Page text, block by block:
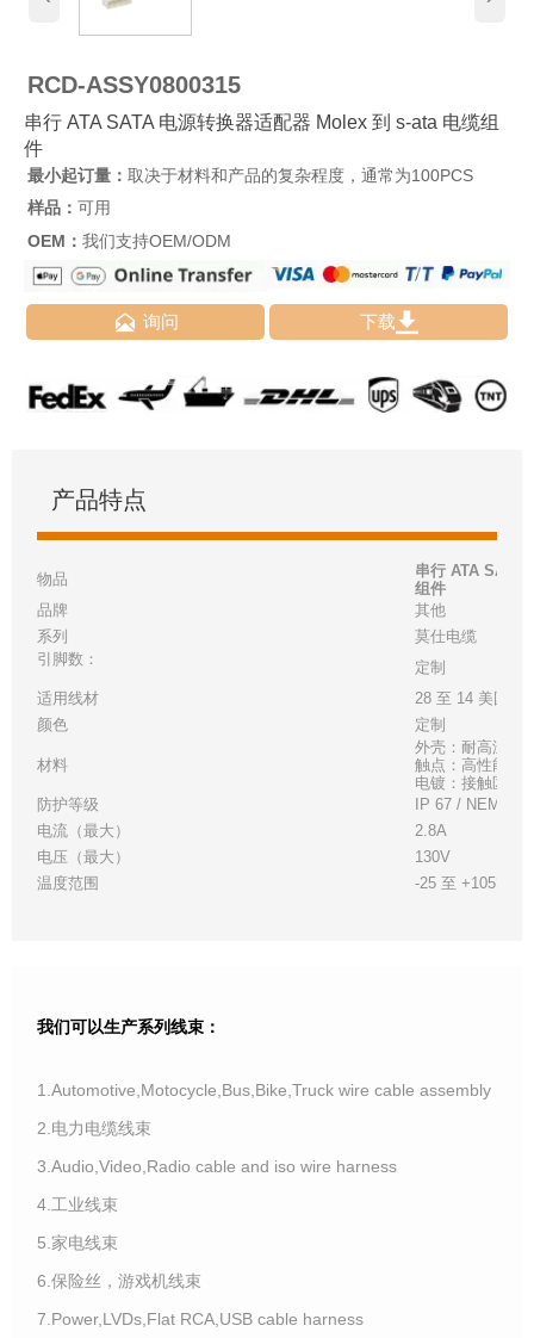
RCD-ASSY0800315
串行 ATA SATA 电源转换器适配器 Molex 到 s-ata 电缆组
件
最小起订量： 取决于材料和产品的复杂程度，通常为100PCS
样品： 可用
OEM： 我们支持OEM/ODM
 询问 下载
产品特点
物品
串行 ATA SATA
组件
品牌
其他
系列
莫仕电缆
引脚数：
定制
适用线材
28 至 14 美国线
颜色
定制
材料
外壳：耐高温白
触点：高性能铜
电镀：接触区 -
防护等级
IP 67 / NEMA 6P
电流（最大）
2.8A
电压（最大）
130V
温度范围
-25 至 +105°C
我们可以生产系列线束：
1.Automotive,Motocycle,Bus,Bike,Truck wire cable assembly
2.电力电缆线束
3.Audio,Video,Radio cable and iso wire harness
4.工业线束
5.家电线束
6.保险丝，游戏机线束
7.Power,LVDs,Flat RCA,USB cable harness